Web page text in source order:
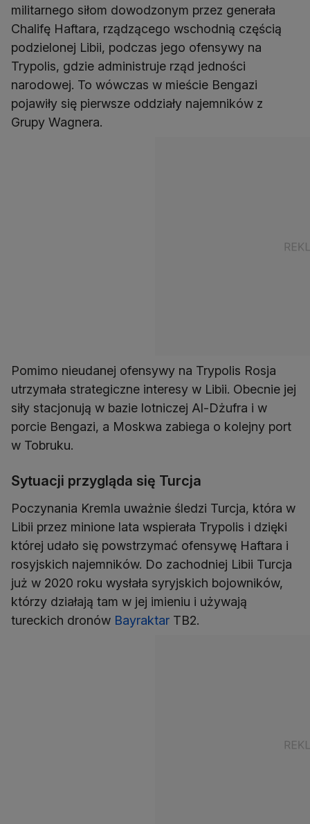
militarnego siłom dowodzonym przez generała
Chalifę Haftara, rządzącego wschodnią częścią
podzielonej Libii, podczas jego ofensywy na
Trypolis, gdzie administruje rząd jedności
narodowej. To wówczas w mieście Bengazi
pojawiły się pierwsze oddziały najemników z
Grupy Wagnera.
Pomimo nieudanej ofensywy na Trypolis Rosja
utrzymała strategiczne interesy w Libii. Obecnie jej
siły stacjonują w bazie lotniczej Al-Dżufra i w
porcie Bengazi, a Moskwa zabiega o kolejny port
w Tobruku.
Sytuacji przygląda się Turcja
Poczynania Kremla uważnie śledzi Turcja, która w
Libii przez minione lata wspierała Trypolis i dzięki
której udało się powstrzymać ofensywę Haftara i
rosyjskich najemników. Do zachodniej Libii Turcja
już w 2020 roku wysłała syryjskich bojowników,
którzy działają tam w jej imieniu i używają
tureckich dronów Bayraktar TB2.